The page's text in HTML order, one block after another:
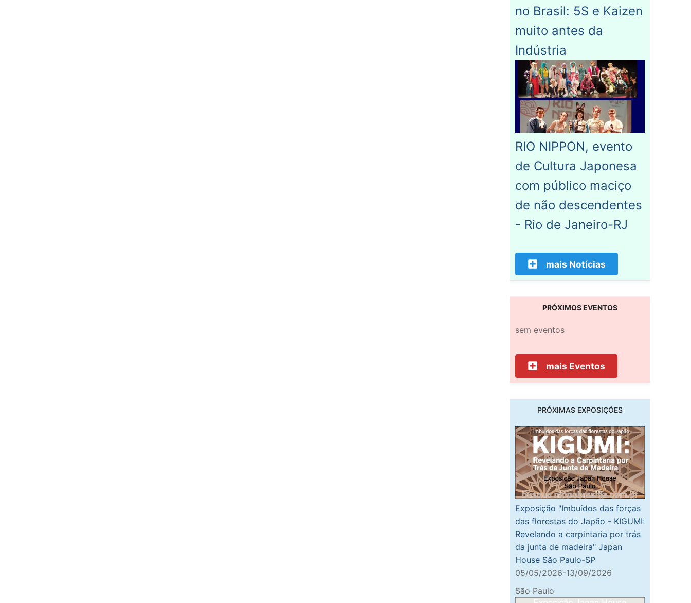
no Brasil: 5S e Kaizen
muito antes da
Indústria
RIO NIPPON, evento
de Cultura Japonesa
com público maciço
de não descendentes
- Rio de Janeiro-RJ
mais Notícias
PRÓXIMOS EVENTOS
sem eventos
mais Eventos
PRÓXIMAS EXPOSIÇÕES
Exposição "Imbuídos das forças
das florestas do Japão - KIGUMI:
Revelando a carpintaria por trás
da junta de madeira" Japan
House São Paulo-SP
05/05/2026-13/09/2026
São Paulo